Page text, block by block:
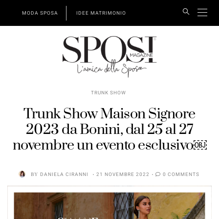
MODA SPOSA IDEE MATRIMONIO
TRUNK SHOW
Trunk Show Maison Signore
2023 da Bonini, dal 25 al 27
novembre un evento esclusivo￼
BY DANIELA CIRANNI 21 NOVEMBRE 2022 0 COMMENTS